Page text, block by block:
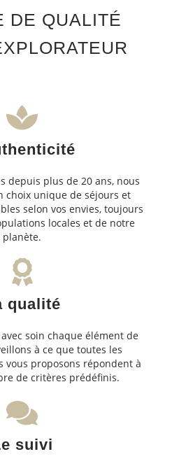
DE QUALITÉ
depuis plus de 20 ans, nous
choix unique de séjours et
selon vos envies, toujours
locales et de notre
planète.
qualité
soin chaque élément de
à ce que toutes les
vous proposons répondent à
de critères prédéfinis.
suivi